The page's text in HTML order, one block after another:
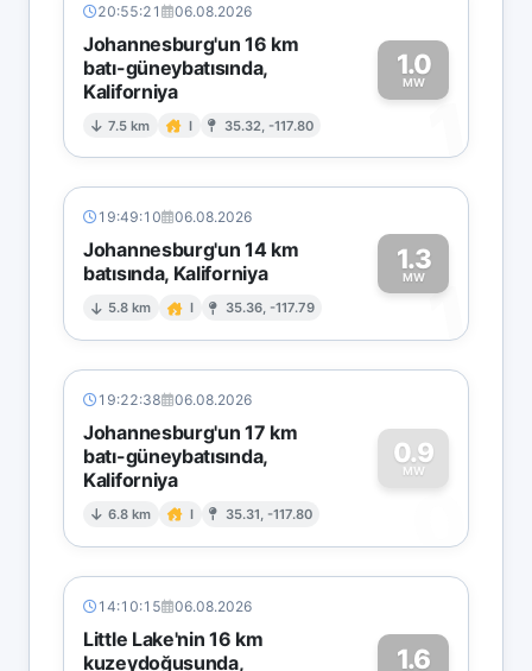
20:55:21 06.08.2026
Johannesburg'un 16 km
batı-güneybatısında,
Kaliforniya
7.5 km I 35.32, -117.80
1.0
MW
1
19:49:10 06.08.2026
Johannesburg'un 14 km
batısında, Kaliforniya
5.8 km I 35.36, -117.79
1.3
MW1
19:22:38 06.08.2026
Johannesburg'un 17 km
batı-güneybatısında,
Kaliforniya
6.8 km I 35.31, -117.80
0.9
MW
0
14:10:15 06.08.2026
Little Lake'nin 16 km
kuzeydoğusunda,
1.6